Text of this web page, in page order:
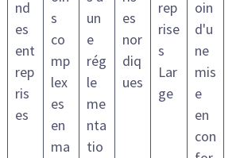
nd
es
ent
rep
ris
es
s
co
mp
lex
es
en
ma
un
e
rég
le
me
nta
tio
es
nor
diq
ues
rep
rise
s
Lar
ge
oin
d'u
ne
mis
e
en
con